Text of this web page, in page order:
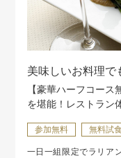
美味しいお料理で
【豪華ハーフコー
を堪能！レストラン
参加無料 無料試
一日一組限定でラリア